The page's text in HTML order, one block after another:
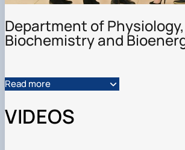
Department of
Biochemistry and
Read more
VIDEOS